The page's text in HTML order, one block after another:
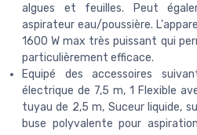
algues et feuilles. Peut
aspirateur eau/poussière.
1600 W max très puissant qui
particulièrement efficace.
Equipé des accessoires
électrique de 7,5 m, 1 Flexible
tuyau de 2,5 m, Suceur liquide,
buse polyvalente pour